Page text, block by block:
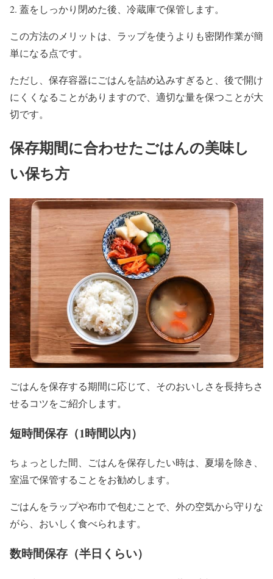
2. 蓋をしっかり閉めた後、冷蔵庫で保管します。
この方法のメリットは、ラップを使うよりも密閉作業が簡
単になる点です。
ただし、保存容器にごはんを詰め込みすぎると、後で開け
にくくなることがありますので、適切な量を保つことが大
切です。
保存期間に合わせたごはんの美味し
い保ち方
ごはんを保存する期間に応じて、そのおいしさを長持ちさ
せるコツをご紹介します。
短時間保存（1時間以内）
ちょっとした間、ごはんを保存したい時は、夏場を除き、
室温で保管することをお勧めします。
ごはんをラップや布巾で包むことで、外の空気から守りな
がら、おいしく食べられます。
数時間保存（半日くらい）